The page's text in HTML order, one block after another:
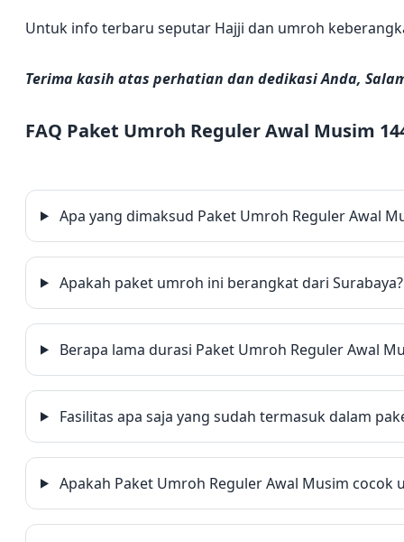
Untuk info terbaru seputar Hajji dan umroh
Terima kasih atas perhatian dan dedikasi Anda,
FAQ Paket Umroh Reguler Awal Musim
Apa yang dimaksud Paket Umroh Reguler Awal
Apakah paket umroh ini berangkat dari Surabaya?
Berapa lama durasi Paket Umroh Reguler Awal
Fasilitas apa saja yang sudah termasuk dalam
Apakah Paket Umroh Reguler Awal Musim cocok